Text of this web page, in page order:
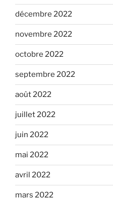
décembre 2022
novembre 2022
octobre 2022
septembre 2022
août 2022
juillet 2022
juin 2022
mai 2022
avril 2022
mars 2022